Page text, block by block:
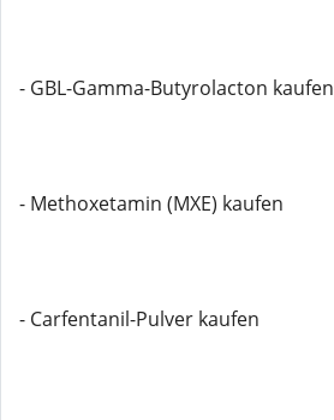
- GBL-Gamma-Butyrolacton kaufen
- Methoxetamin (MXE) kaufen
- Carfentanil-Pulver kaufen